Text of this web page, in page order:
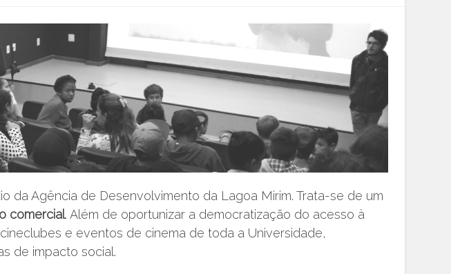
da Agência de Desenvolvimento da Lagoa Mirim. Trata-se de um
comercial. Além de oportunizar a democratização do acesso à
e eventos de cinema de toda a Universidade,
de impacto social.